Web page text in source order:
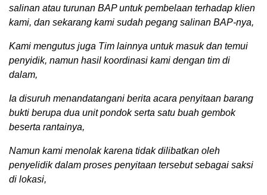
salinan atau turunan BAP untuk pembelaan terhadap klien
kami, dan sekarang kami sudah pegang salinan BAP-nya,
Kami mengutus juga Tim lainnya untuk masuk dan temui
penyidik, namun hasil koordinasi kami dengan tim di
dalam,
Ia disuruh menandatangani berita acara penyitaan barang
bukti berupa dua unit pondok serta satu buah gembok
beserta rantainya,
Namun kami menolak karena tidak dilibatkan oleh
penyelidik dalam proses penyitaan tersebut sebagai saksi
di lokasi,